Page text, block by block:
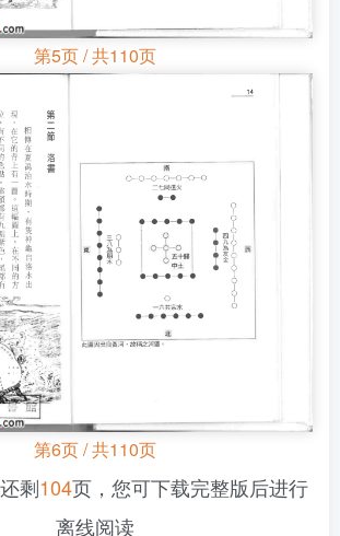
第5页 / 共110页
第6页 / 共110页
剩104页，您可下载完整版后进行
离线阅读